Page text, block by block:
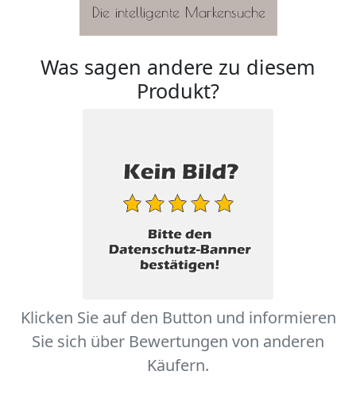
Was sagen andere zu diesem
Produkt?
Klicken Sie auf den Button und informieren
Sie sich über Bewertungen von anderen
Käufern.